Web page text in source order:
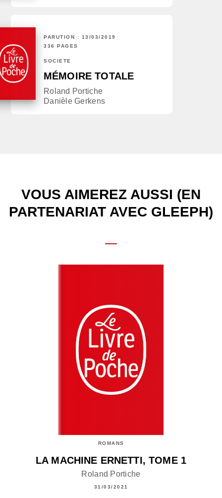
PARUTION : 13/03/2019
336 PAGES
SOCIÉTÉ
MÉMOIRE TOTALE
Roland Portiche
Danièle Gerkens
VOUS AIMEREZ AUSSI (EN
PARTENARIAT AVEC GLEEPH)
ROMANS
LA MACHINE ERNETTI, TOME 1
Roland Portiche
31/03/2021